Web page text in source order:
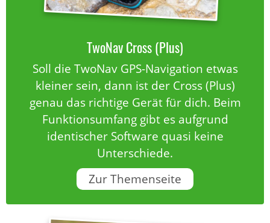
TwoNav Cross (Plus)
Soll die TwoNav GPS-Navigation etwas
kleiner sein, dann ist der Cross (Plus)
genau das richtige Gerät für dich. Beim
Funktionsumfang gibt es aufgrund
identischer Software quasi keine
Unterschiede.
Zur Themenseite